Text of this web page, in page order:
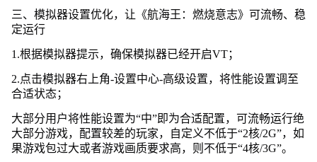
三、模拟器设置优化，让《航海王：燃烧意志》可流畅、稳
定运行
1.根据模拟器提示，确保模拟器已经开启VT；
2.点击模拟器右上角-设置中心-高级设置，将性能设置调至
合适状态；
大部分用户将性能设置为“中”即为合适配置，可流畅运行绝
大部分游戏，配置较差的玩家，自定义不低于“2核/2G”，如
果游戏包过大或者游戏画质要求高，则不低于“4核/3G”。